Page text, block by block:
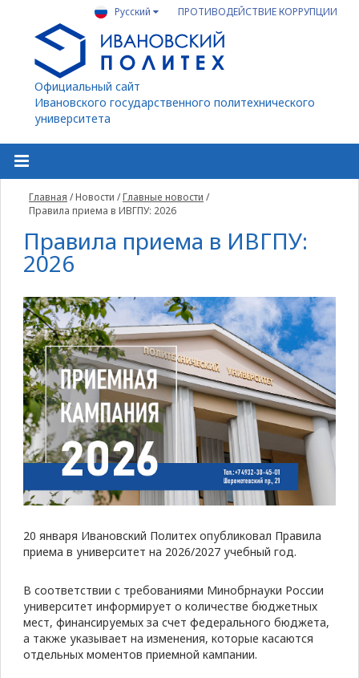
ПРОТИВОДЕЙСТВИЕ КОРРУПЦИИ
Русский
Официальный сайт
Ивановского государственного политехнического
университета
Главная /Новости /Главные новости /
Правила приема в ИВГПУ: 2026
Правила приема в ИВГПУ:
2026
20 января Ивановский Политех опубликовал Правила
приема в университет на 2026/2027 учебный год.
В соответствии с требованиями Минобрнауки России
университет информирует о количестве бюджетных
мест, финансируемых за счет федерального бюджета,
а также указывает на изменения, которые касаются
отдельных моментов приемной кампании.